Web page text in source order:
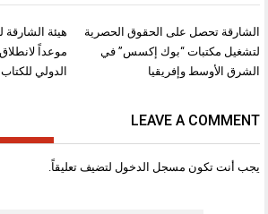
تصفّح
المقالات
الدولي للكتاب
الشارقة تحصل على الحقوق الحصرية
لتشغيل مكتبات “بوك إكسس” في
الشرق الأوسط وإفريقيا
LEAVE A COMMENT
يجب أنت تكون مسجل الدخول لتضيف تعليقاً.